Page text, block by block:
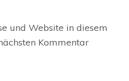
und Website in diesem
Kommentar